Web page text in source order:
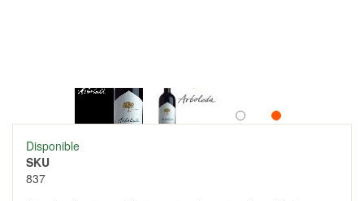
the
beginning
Disponible
SKU
837